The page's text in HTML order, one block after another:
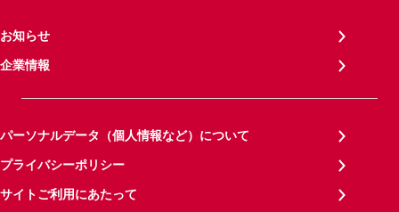
お知らせ
企業情報
パーソナルデータ（個人情報など）について
プライバシーポリシー
サイトご利用にあたって